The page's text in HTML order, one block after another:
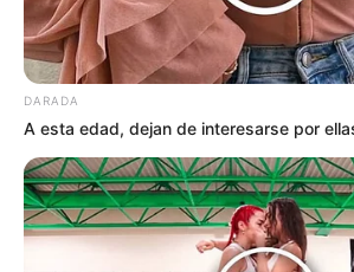
DARADA
A esta edad, dejan de interesarse por